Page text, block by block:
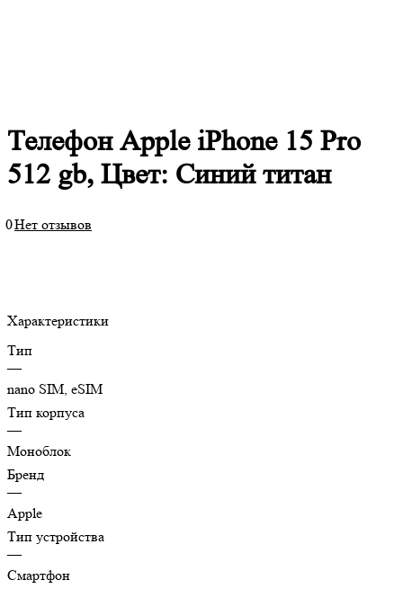
Телефон Apple iPhone 15 Pro
512 gb, Цвет: Синий титан
0Нет отзывов
Характеристики
Тип
—
nano SIM, eSIM
Тип корпуса
—
Моноблок
Бренд
—
Apple
Тип устройства
—
Смартфон